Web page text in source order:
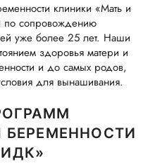
клиники «Мать и
по сопровождению
уже более 25 лет. Наши
здоровья матери и
и до самых родов,
для вынашивания.